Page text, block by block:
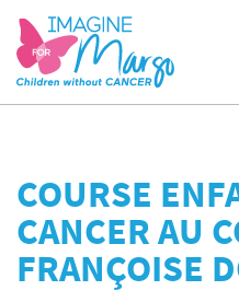
COURSE
CANCER AU
FRANÇOISE